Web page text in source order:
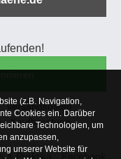
Versandkosten
Kaufberatung
& Praktika Facebook
(z.B. Navigation,
Cookies ein. Darüber
Technologien, um
anzupassen,
unserer Website für